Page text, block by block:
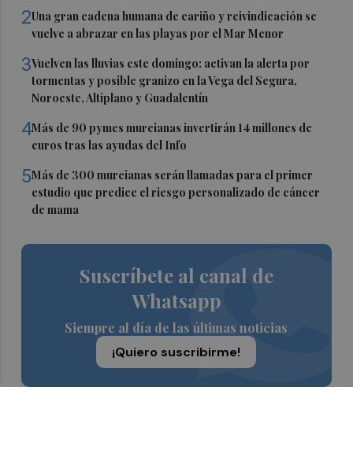
2Una gran cadena humana de cariño y reivindicación se
vuelve a abrazar en las playas por el Mar Menor
3Vuelven las lluvias este domingo: activan la alerta por
tormentas y posible granizo en la Vega del Segura,
Noroeste, Altiplano y Guadalentín
4Más de 90 pymes murcianas invertirán 14 millones de
euros tras las ayudas del Info
5Más de 300 murcianas serán llamadas para el primer
estudio que predice el riesgo personalizado de cáncer
de mama
Suscríbete al canal de
Whatsapp
Siempre al día de las últimas noticias
¡Quiero suscribirme!